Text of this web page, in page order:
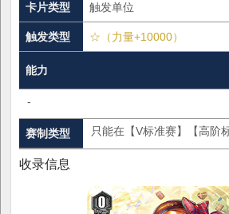
卡片类型 触发单位
触发类型 ☆（力量+10000）
能力
-
赛制类型 只能在【V标准赛】【高阶
收录信息